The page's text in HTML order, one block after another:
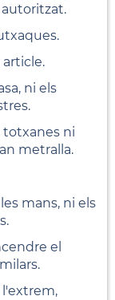
ni els
totxanes ni
metralla.
mans, ni els
el